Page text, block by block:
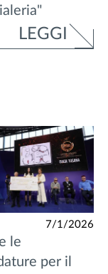
LEGGI
7/1/2026
le
per il